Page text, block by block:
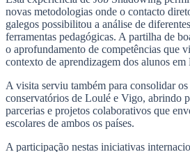
novas metodologias onde o contacto
galegos possibilitou a análise de
ferramentas pedagógicas. A partilha de
o aprofundamento de competências que
contexto de aprendizagem dos alunos em
A visita serviu também para consolidar os
conservatórios de Loulé e Vigo, abrindo
parcerias e projetos colaborativos que
escolares de ambos os países.
A participação nestas iniciativas